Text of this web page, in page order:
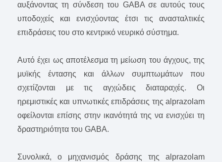
αυξάνοντας τη σύνδεση του GABA σε αυτούς τους
υποδοχείς και ενισχύοντας έτσι τις ανασταλτικές
επιδράσεις του στο κεντρικό νευρικό σύστημα.
Αυτό έχει ως αποτέλεσμα τη μείωση του άγχους, της
μυϊκής έντασης και άλλων συμπτωμάτων που
σχετίζονται με τις αγχώδεις διαταραχές. Οι
ηρεμιστικές και υπνωτικές επιδράσεις της alprazolam
οφείλονται επίσης στην ικανότητά της να ενισχύει τη
δραστηριότητα του GABA.
Συνολικά, ο μηχανισμός δράσης της alprazolam